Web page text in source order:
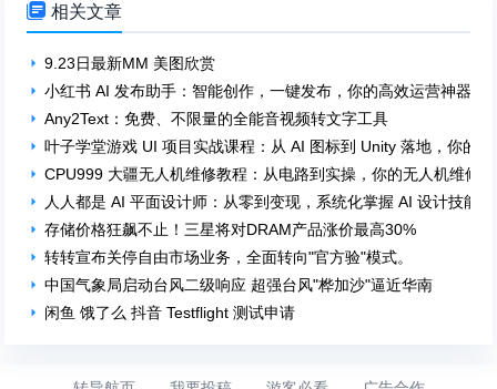
 相关文章
9.23日最新MM 美图欣赏
小红书 AI 发布助手：智能创作，一键发布，你的高效运营神器！
Any2Text：免费、不限量的全能音视频转文字工具
叶子学堂游戏 UI 项目实战课程：从 AI 图标到 Unity 落地，你的
CPU999 大疆无人机维修教程：从电路到实操，你的无人机维修
人人都是 AI 平面设计师：从零到变现，系统化掌握 AI 设计技能！
存储价格狂飙不止！三星将对DRAM产品涨价最高30%
转转宣布关停自由市场业务，全面转向"官方验"模式。
中国气象局启动台风二级响应 超强台风"桦加沙"逼近华南
闲鱼 饿了么 抖音 Testflight 测试申请